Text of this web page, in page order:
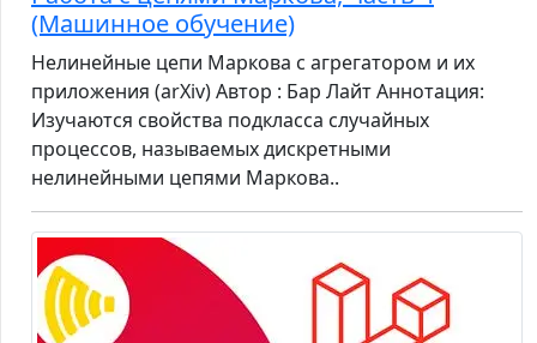
(Машинное обучение)
Нелинейные цепи Маркова с агрегатором и их
приложения (arXiv) Автор : Бар Лайт Аннотация:
Изучаются свойства подкласса случайных
процессов, называемых дискретными
нелинейными цепями Маркова..